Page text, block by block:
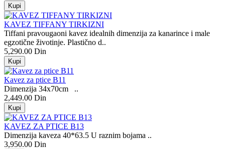
KAVEZ TIFFANY TIRKIZNI
Tiffani pravougaoni kavez idealnih dimenzija za kanarince i male
egzotične životinje. Plastično d..
5,290.00 Din
Kavez za ptice B11
Dimenzija 34x70cm ..
2,449.00 Din
KAVEZ ZA PTICE B13
Dimenzija kaveza 40*63.5 U raznim bojama ..
3,950.00 Din